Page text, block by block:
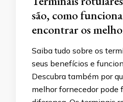
são, como
encontrar os
Saiba tudo sobre os
seus benefícios e
Descubra também por
melhor fornecedor pode